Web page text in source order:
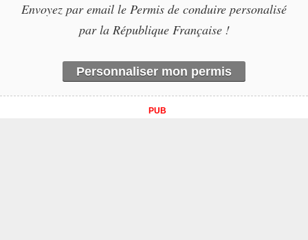
Envoyez par email le Permis de conduire personalisé
par la République Française !
Personnaliser mon permis
PUB